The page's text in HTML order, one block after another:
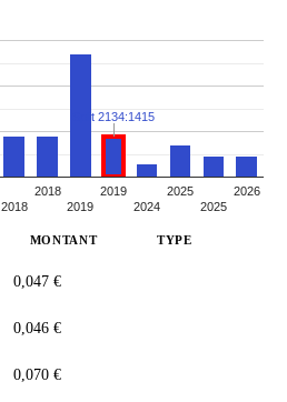
2018
2018
2019
2019
2024
2025
2025
2026
Split 2134:1415
MONTANT TYPE
0,047 €
0,046 €
0,070 €